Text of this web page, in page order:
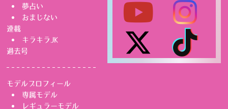
夢占い
おまじない
連載
キラキラJK
過去号
モデルプロフィール
専属モデル
レギュラーモデル